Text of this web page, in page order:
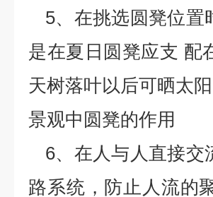
5、在挑选圆凳位置
是在夏日圆凳应支 配
天树落叶以后可晒太
景观中圆凳的作用
6、在人与人直接交
路系统，防止人流的